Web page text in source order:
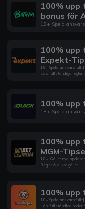
100% upp
bonus för
18+ Spela
100% upp
Expekt-
18+ Spela ansvarsfullt|
Läs fullständiga regler
100% upp
18+ Spela
100% upp
MGM-
18+. Gäller nya
Regler & villkor gäller
100% upp
18+ Spela ansvarsfullt|
Läs fullständiga regler